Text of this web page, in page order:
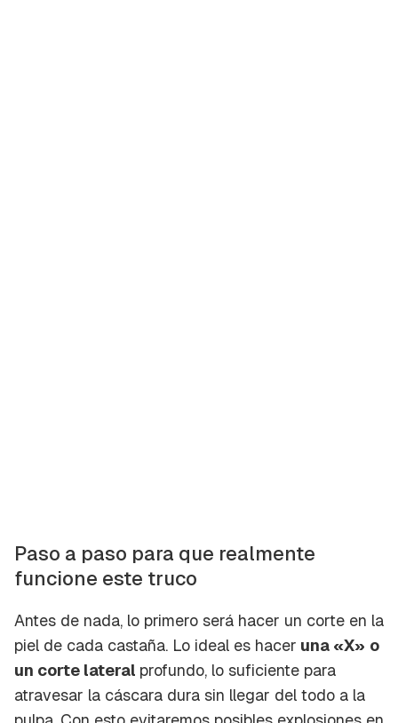
Paso a paso para que realmente
funcione este truco
Antes de nada, lo primero será hacer un corte en la
piel de cada castaña. Lo ideal es hacer una «X» o
un corte lateral profundo, lo suficiente para
atravesar la cáscara dura sin llegar del todo a la